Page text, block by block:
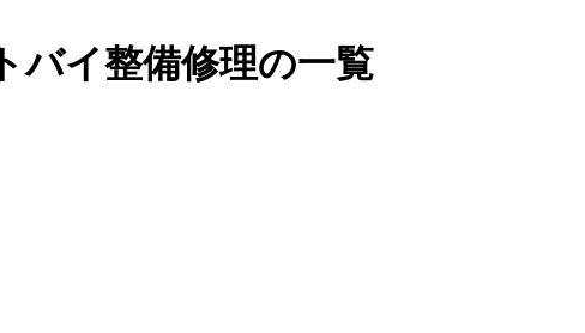
バイ整備修理の一覧